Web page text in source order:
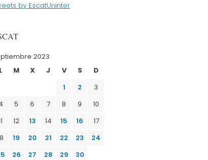
by EscatUninter
2023
L
M X J V S
D
1
2
3
5 6 7 8 9
10
12 13 14 15 16
17
19 20 21 22 23
24
26 27 28 29 30